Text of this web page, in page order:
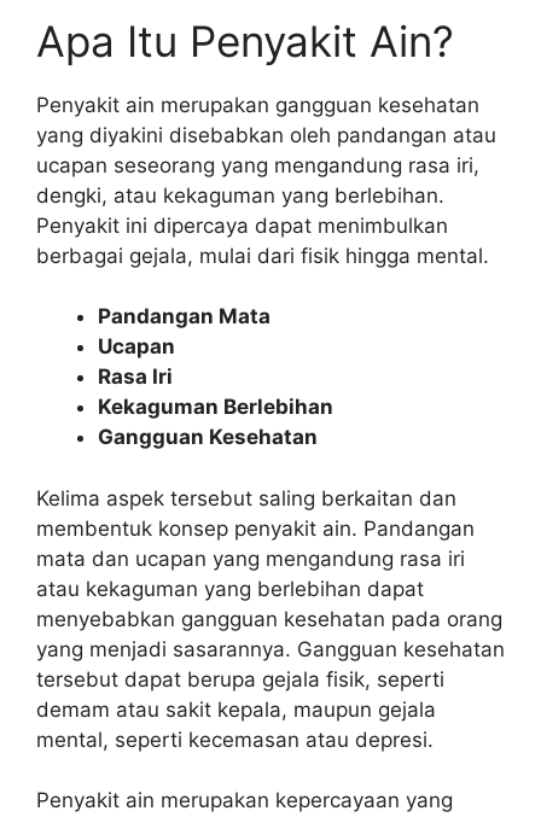
Apa Itu Penyakit Ain?
Penyakit ain merupakan gangguan kesehatan
yang diyakini disebabkan oleh pandangan atau
ucapan seseorang yang mengandung rasa iri,
dengki, atau kekaguman yang berlebihan.
Penyakit ini dipercaya dapat menimbulkan
berbagai gejala, mulai dari fisik hingga mental.
Pandangan Mata
Ucapan
Rasa Iri
Kekaguman Berlebihan
Gangguan Kesehatan
Kelima aspek tersebut saling berkaitan dan
membentuk konsep penyakit ain. Pandangan
mata dan ucapan yang mengandung rasa iri
atau kekaguman yang berlebihan dapat
menyebabkan gangguan kesehatan pada orang
yang menjadi sasarannya. Gangguan kesehatan
tersebut dapat berupa gejala fisik, seperti
demam atau sakit kepala, maupun gejala
mental, seperti kecemasan atau depresi.
Penyakit ain merupakan kepercayaan yang